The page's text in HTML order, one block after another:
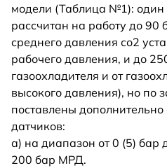
модели (Таблица №1): один
рассчитан на работу до 90
среднего давления со2
рабочего давления, и до
газоохладителя и от
высокого давления), но по
поставлены
датчиков:
а) на диапазон от 0 (5) бар
200 бар МРД.